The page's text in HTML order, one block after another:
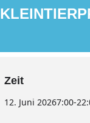
Zeit
12. Juni 20267:00-